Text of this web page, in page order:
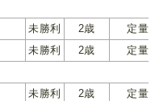
未勝利 2歳
定量
未勝利 2歳 定量
未勝利 2歳
定量